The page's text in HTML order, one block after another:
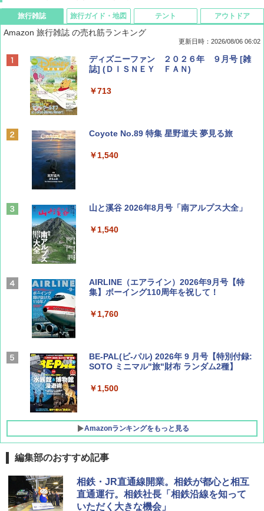
旅行雑誌
Amazon 旅行雑誌 の売れ筋ランキング
更新日時：2026/08/06 06:02
ディズニーファン ２０２６年 ９月号 [雑
誌] (ＤＩＳＮＥＹ ＦＡＮ)
￥713
Coyote No.89 特集 星野道夫 夢見る旅
￥1,540
山と溪谷 2026年8月号「南アルプス大全」
￥1,540
AIRLINE（エアライン）2026年9月号【特
集】ボーイング110周年を祝して！
￥1,760
BE-PAL(ビ-パル) 2026年 9 月号【特別付録:
SOTO ミニマル"旅"財布 ランダム2種】
￥1,500
Amazonランキングをもっと見る
旅行ガイド・地図
D40 地球の歩き方 チェンマイ タイ北部の魅
力的な町 2026～2027 地球の歩き方D アジア
￥2,079
テント
[キャンパーズコレクション 山善] ポップアッ
プテント 傘みたいに広げて畳める パッとサ
ッとサンシェード キューブ フルクローズ メ
ッシュ 簡単設置 ワンタッチテント キャンプ
アウトドア
GRANDOOR ステンレス保冷剤 2個セット 2
026リニューアル 急速冷凍 空間倍増 衛生的
コンパクト 保冷力長持ち
編集部のおすすめ記事
相鉄・JR直通線開業。相鉄が都心と相互
直通運行。相鉄社長「相鉄沿線を知って
いただく大きな機会」